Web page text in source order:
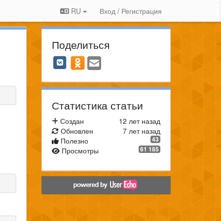
RU Вход / Регистрация
Поделиться
Статистика статьи
12 лет назад
Создан
7 лет назад
Обновлен
43
Полезно
61 185
Просмотры